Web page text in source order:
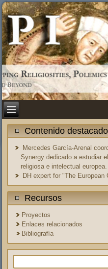
Contenido destacado
Mercedes García-Arenal
Synergy dedicado a estudiar
religiosa e intelectual europea.
DH expert for "The European
Recursos
Proyectos
Enlaces relacionados
Bibliografía
Formulario de